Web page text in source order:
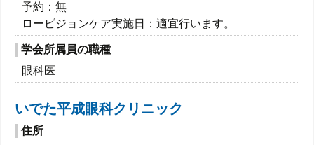
予約：無
ロービジョンケア実施日：適宜行います。
学会所属員の職種
眼科医
いでた平成眼科クリニック
住所